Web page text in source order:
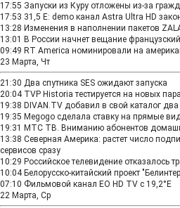
17:55 Запуски из Куру отложены из-за
17:53 31,5 E: demo канал Astra Ultra HD
13:28 Изменения в наполнении пакетов
13:01 В России начнет вещание
09:49 RT America номинировали на
23 Марта, Чт
21:30 Два спутника SES ожидают запуска
20:04 TVP Historia тестируется на новых
19:38 DIVAN.TV добавил в свой каталог
19:35 Megogo сделала ставку на прямые
19:31 МТС ТВ. Вниманию абонентов
13:38 Северная Америка: растет число
сервисов сразу
10:29 Российское телевидение отказалось
10:04 Белорусско-китайский проект
07:10 Фильмовой канал EO HD TV с 19,2°E
22 Марта, Ср